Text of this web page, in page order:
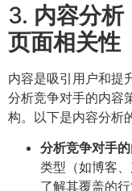
3. 内容分
页面相关性
内容是吸引用户和提
分析竞争对手的内容
构。以下是内容分析
分析竞争对手
类型（如博客
了解其覆盖的